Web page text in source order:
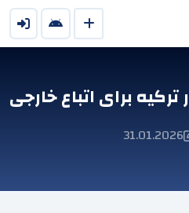
برای اتباع خارجی
31.01.2026